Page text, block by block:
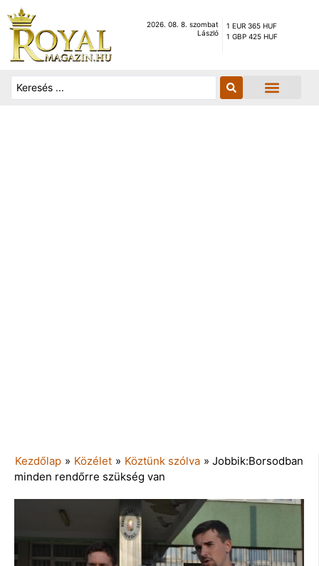
2026. 08. 8. szombat
László
1 EUR 365 HUF
1 GBP 425 HUF
Kezdőlap » Közélet » Köztünk szólva » Jobbik:Borsodban
minden rendőrre szükség van